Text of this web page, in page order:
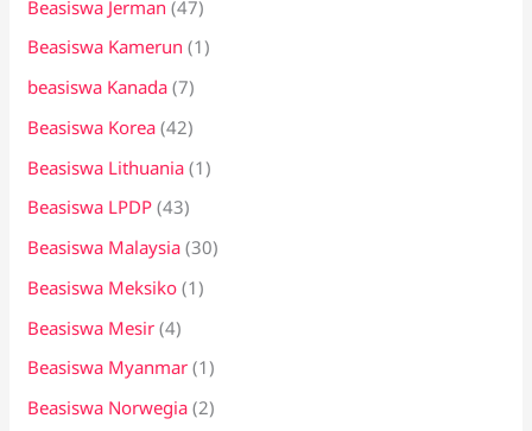
Beasiswa Jerman (47)
Beasiswa Kamerun (1)
beasiswa Kanada (7)
Beasiswa Korea (42)
Beasiswa Lithuania (1)
Beasiswa LPDP (43)
Beasiswa Malaysia (30)
Beasiswa Meksiko (1)
Beasiswa Mesir (4)
Beasiswa Myanmar (1)
Beasiswa Norwegia (2)